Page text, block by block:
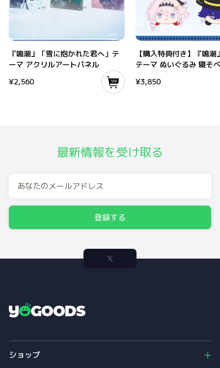
『鳴潮』「雪に抱かれた君へ」テ
ーマ アクリルアートパネル
¥2,560
【購入特典付き】『鳴
テーマ ぬいぐるみ 寝そ
¥3,850
最新情報を受け取る
登録する
g
oショップ